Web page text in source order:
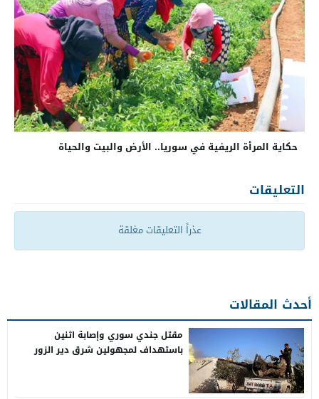
حكاية المرأة الريفية في سوريا.. الأرض والبيت والحياة
التعليقات
عذراً التعليقات مغلقة
أحدث المقالات
مقتل جندي سوري وإصابة اثنين
باستهداف لمجهولين شرق دير الزور